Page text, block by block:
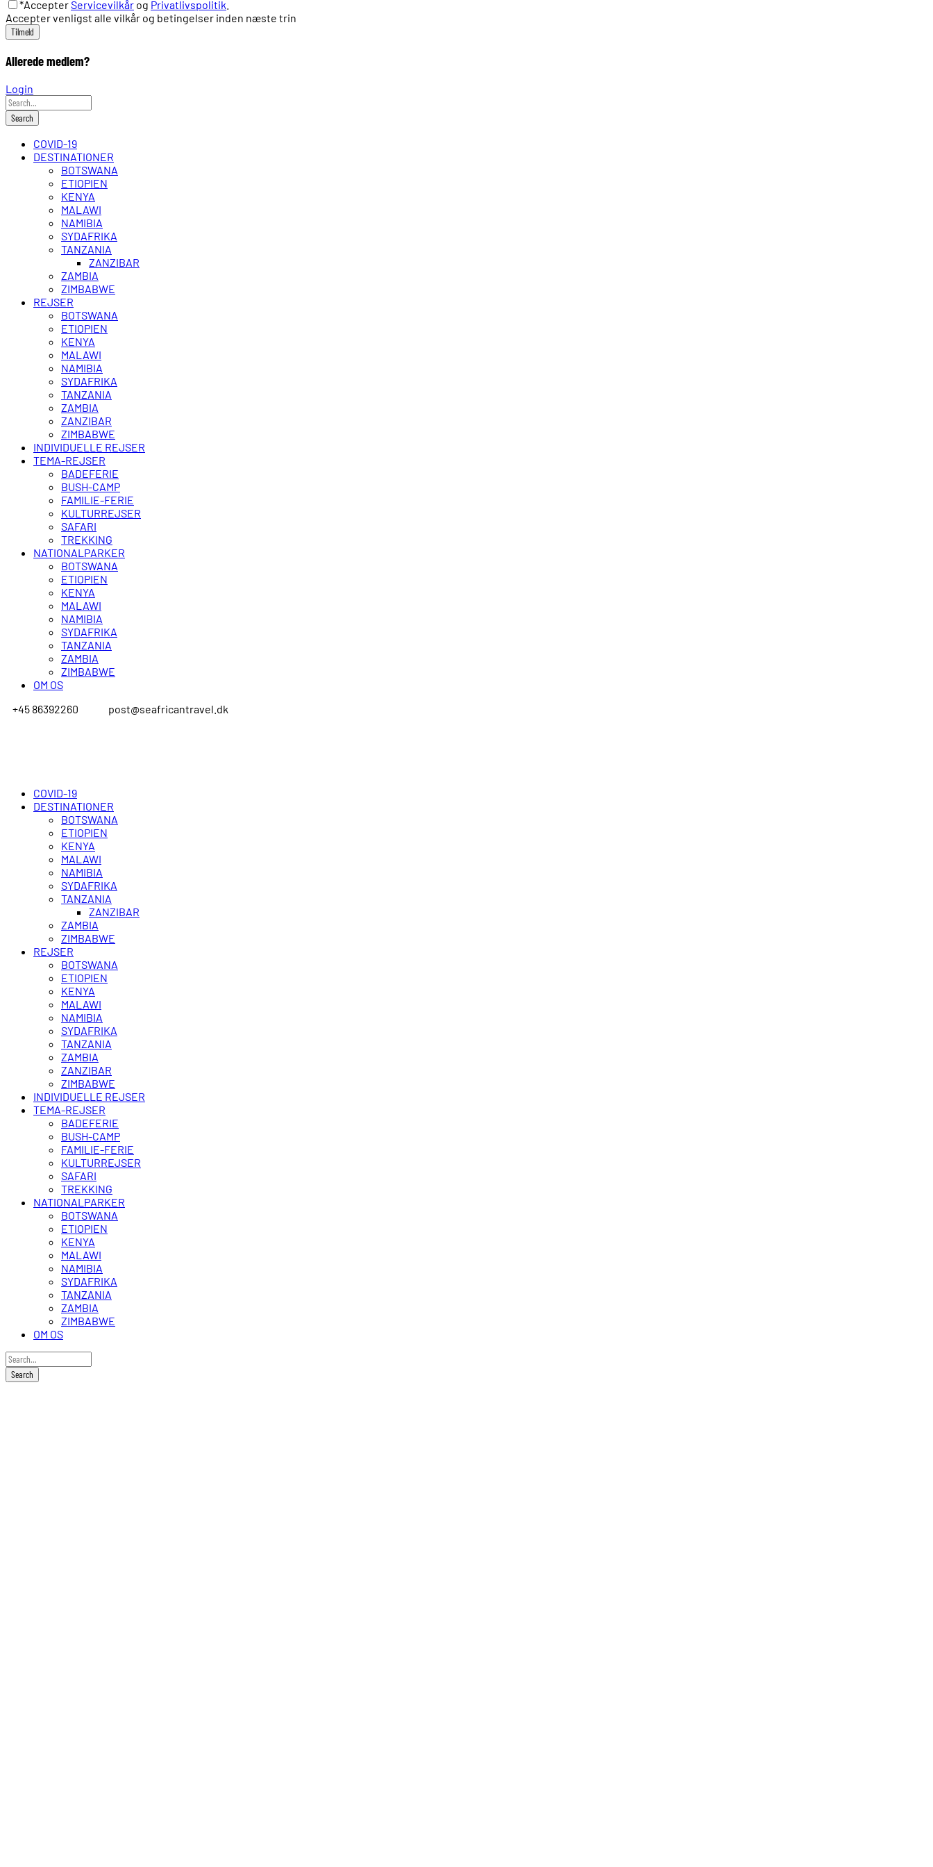
*AccepterServicevilkår og Privatlivspolitik
Accepter venligst alle vilkår og betingelser inden næste trin
Allerede medlem?
Login
COVID-19
DESTINATIONER
BOTSWANA
ETIOPIEN
KENYA
MALAWI
NAMIBIA
SYDAFRIKA
TANZANIA
ZANZIBAR
ZAMBIA
ZIMBABWE
REJSER
BOTSWANA
ETIOPIEN
KENYA
MALAWI
NAMIBIA
SYDAFRIKA
TANZANIA
ZAMBIA
ZANZIBAR
ZIMBABWE
INDIVIDUELLE REJSER
TEMA-REJSER
BADEFERIE
BUSH-CAMP
FAMILIE-FERIE
KULTURREJSER
SAFARI
TREKKING
NATIONALPARKER
BOTSWANA
ETIOPIEN
KENYA
MALAWI
NAMIBIA
SYDAFRIKA
TANZANIA
ZAMBIA
ZIMBABWE
OM OS
+45 86392260
post@seafricantravel.dk
COVID-19
DESTINATIONER
BOTSWANA
ETIOPIEN
KENYA
MALAWI
NAMIBIA
SYDAFRIKA
TANZANIA
ZANZIBAR
ZAMBIA
ZIMBABWE
REJSER
BOTSWANA
ETIOPIEN
KENYA
MALAWI
NAMIBIA
SYDAFRIKA
TANZANIA
ZAMBIA
ZANZIBAR
ZIMBABWE
INDIVIDUELLE REJSER
TEMA-REJSER
BADEFERIE
BUSH-CAMP
FAMILIE-FERIE
KULTURREJSER
SAFARI
TREKKING
NATIONALPARKER
BOTSWANA
ETIOPIEN
KENYA
MALAWI
NAMIBIA
SYDAFRIKA
TANZANIA
ZAMBIA
ZIMBABWE
OM OS